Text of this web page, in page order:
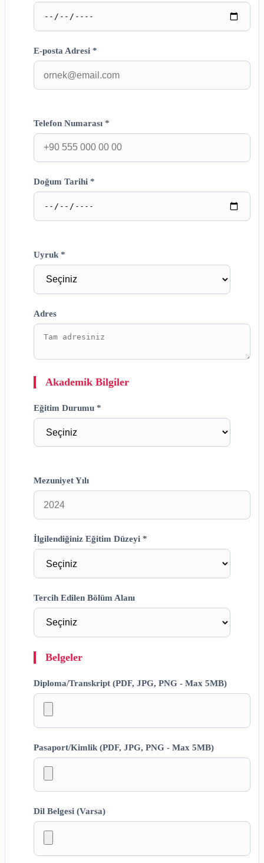
E-posta Adresi *
Telefon Numarası *
Doğum Tarihi *
Uyruk *
Adres
Akademik Bilgiler
Eğitim Durumu *
Mezuniyet Yılı
İlgilendiğiniz Eğitim Düzeyi *
Tercih Edilen Bölüm Alanı
Belgeler
Diploma/Transkript (PDF, JPG, PNG - Max 5MB)
Pasaport/Kimlik (PDF, JPG, PNG - Max 5MB)
Dil Belgesi (Varsa)